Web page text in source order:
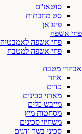
סוטאז'ים
סט מחבתות
פינג'אן
פחי אשפה
פחי אשפה לאמבטיה
פחי אשפה למטבח
אביזרי מטבח
אחר
כדים
מארזי סכינים
מייבש כלים
מסחטות מיץ
משחיזי סכינים
סכיני בשר ודגים